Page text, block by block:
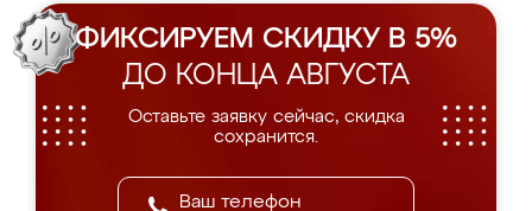
ФИКСИРУЕМ СКИДКУ В 5%
ДО КОНЦА АВГУСТА
Оставьте заявку сейчас, скидка
сохранится.